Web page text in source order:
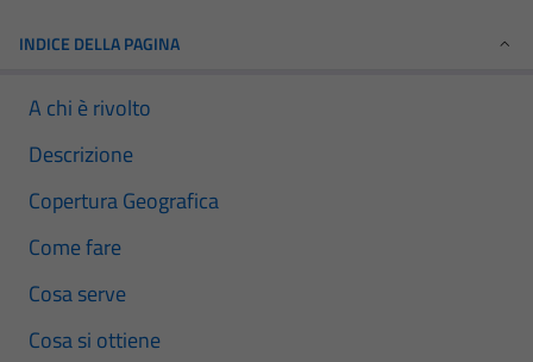
INDICE DELLA PAGINA
A chi è rivolto
Descrizione
Copertura Geografica
Come fare
Cosa serve
Cosa si ottiene